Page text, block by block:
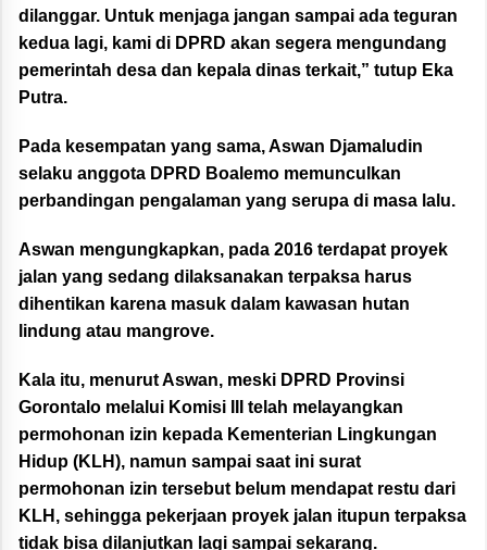
dilanggar. Untuk menjaga jangan sampai ada teguran
kedua lagi, kami di DPRD akan segera mengundang
pemerintah desa dan kepala dinas terkait,” tutup Eka
Putra.
Pada kesempatan yang sama, Aswan Djamaludin
selaku anggota DPRD Boalemo memunculkan
perbandingan pengalaman yang serupa di masa lalu.
Aswan mengungkapkan, pada 2016 terdapat proyek
jalan yang sedang dilaksanakan terpaksa harus
dihentikan karena masuk dalam kawasan hutan
lindung atau mangrove.
Kala itu, menurut Aswan, meski DPRD Provinsi
Gorontalo melalui Komisi III telah melayangkan
permohonan izin kepada Kementerian Lingkungan
Hidup (KLH), namun sampai saat ini surat
permohonan izin tersebut belum mendapat restu dari
KLH, sehingga pekerjaan proyek jalan itupun terpaksa
tidak bisa dilanjutkan lagi sampai sekarang.